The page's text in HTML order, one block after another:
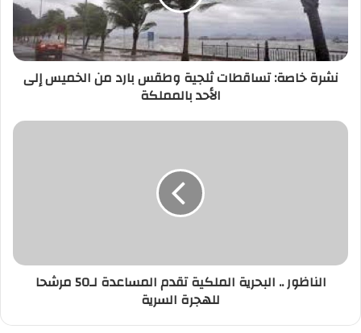
بارد
الخميس
إلى
الأحد
نشرة خاصة: تساقطات ثلجية وطقس بارد من الخميس إلى
الأحد بالمملكة
الناظور
للهجرة
السرية
الناظور .. البحرية الملكية تقدم المساعدة لـ50 مرشحا
للهجرة السرية